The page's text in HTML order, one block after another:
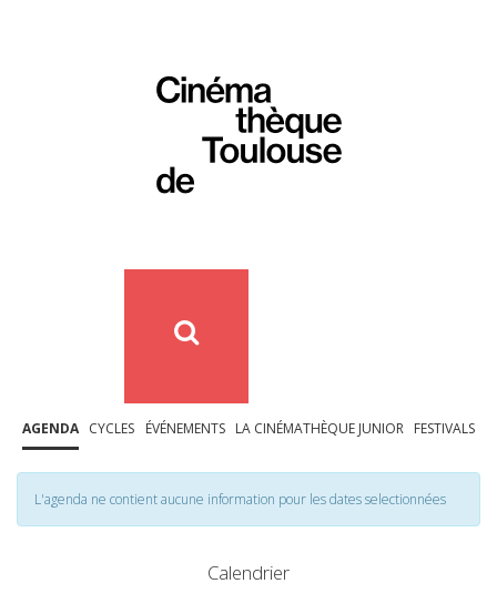
AGENDA CYCLES ÉVÉNEMENTS LA CINÉMATHÈQUE JUNIOR FESTIVALS
L'agenda ne contient aucune information pour les dates selectionnées
Calendrier